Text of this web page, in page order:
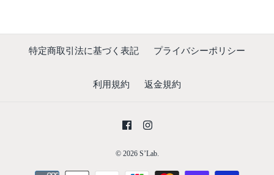
特定商取引法に基づく表記 プライバシーポリシー
利用規約 返金規約
© 2026 S’Lab.